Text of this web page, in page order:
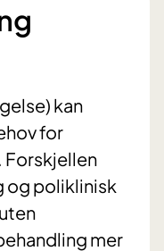
kan
for
og poliklinisk
mer